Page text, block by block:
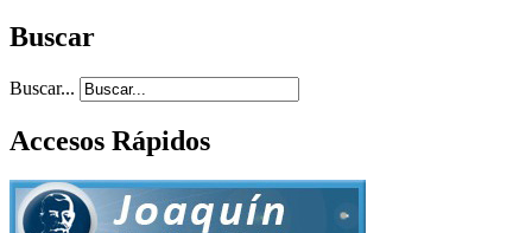
Buscar
Buscar...
Accesos Rápidos